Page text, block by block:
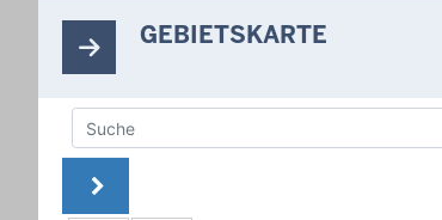
GEBIETSKARTE